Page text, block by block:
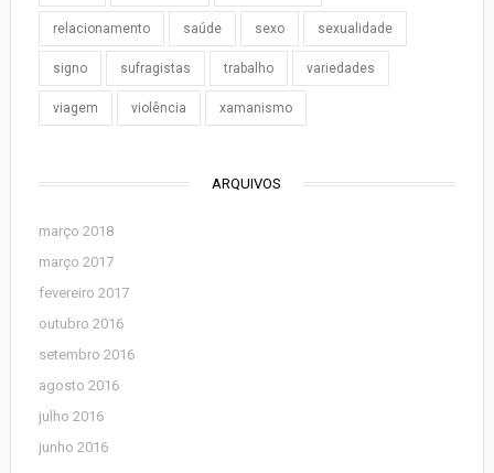
relacionamento saúde sexo sexualidade
signo sufragistas trabalho variedades
viagem violência xamanismo
ARQUIVOS
março 2018
março 2017
fevereiro 2017
outubro 2016
setembro 2016
agosto 2016
julho 2016
junho 2016